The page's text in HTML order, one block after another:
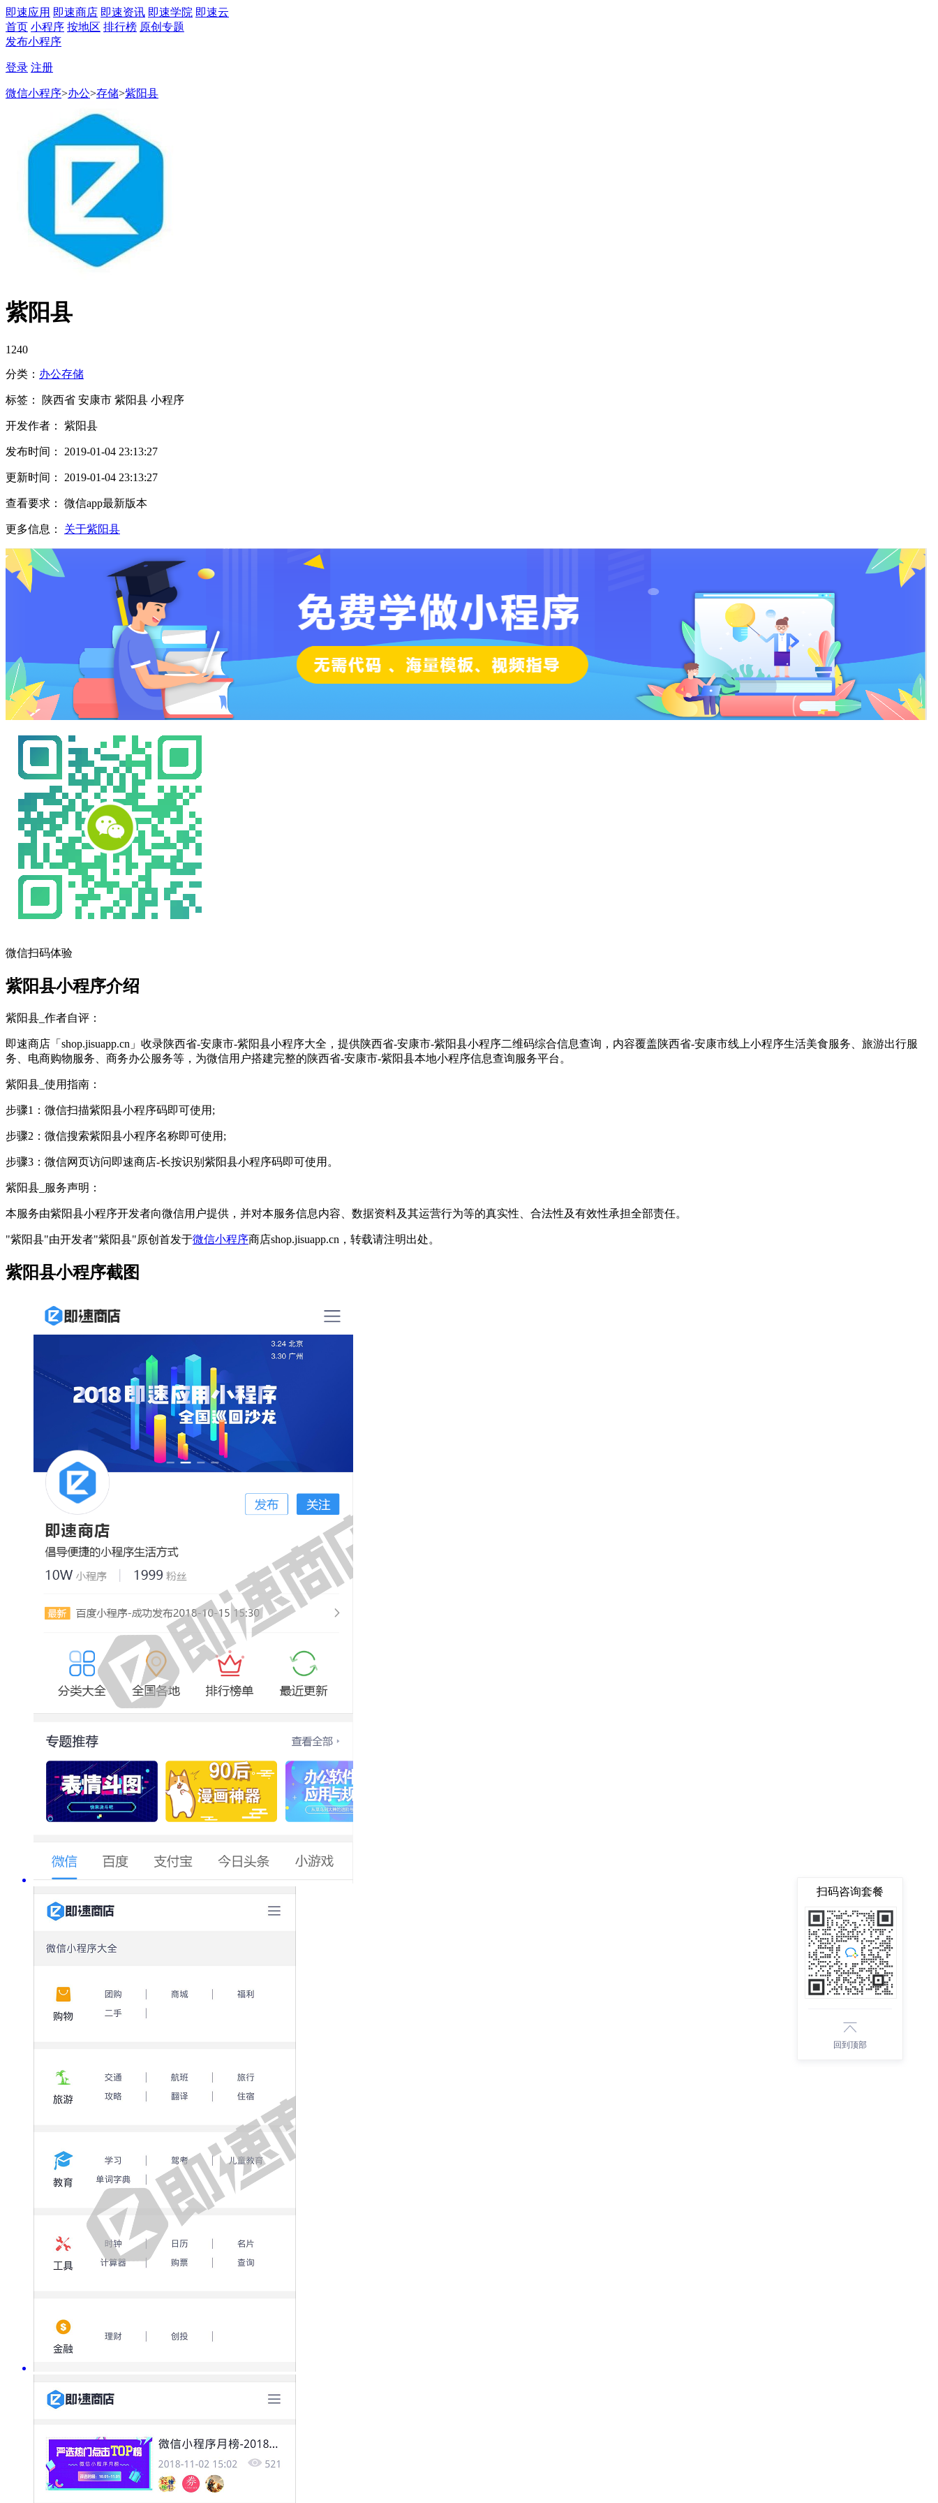
即速应用 即速商店 即速资讯 即速学院 即速云
首页 小程序 按地区 排行榜 原创专题
发布小程序
登录 注册
微信小程序>办公>存储>紫阳县
紫阳县
1240
分类： 办公存储
标签： 陕西省 安康市 紫阳县 小程序
开发作者： 紫阳县
发布时间： 2019-01-04 23:13:27
更新时间： 2019-01-04 23:13:27
查看要求： 微信app最新版本
更多信息： 关于紫阳县
微信扫码体验
紫阳县小程序介绍
紫阳县_作者自评：
即速商店「shop.jisuapp.cn」收录陕西省-安康市-紫阳县小程序大全，提供陕西省-安康市-紫阳县小程序二维码综合信息查询，内容覆盖陕西省-安康市线上小程序生活美食服务、旅游出行服
务、电商购物服务、商务办公服务等，为微信用户搭建完整的陕西省-安康市-紫阳县本地小程序信息查询服务平台。
紫阳县_使用指南：
步骤1：微信扫描紫阳县小程序码即可使用;
步骤2：微信搜索紫阳县小程序名称即可使用;
步骤3：微信网页访问即速商店-长按识别紫阳县小程序码即可使用。
紫阳县_服务声明：
本服务由紫阳县小程序开发者向微信用户提供，并对本服务信息内容、数据资料及其运营行为等的真实性、合法性及有效性承担全部责任。
"紫阳县"由开发者"紫阳县"原创首发于微信小程序商店shop.jisuapp.cn，转载请注明出处。
紫阳县小程序截图
扫码咨询套餐
回到顶部